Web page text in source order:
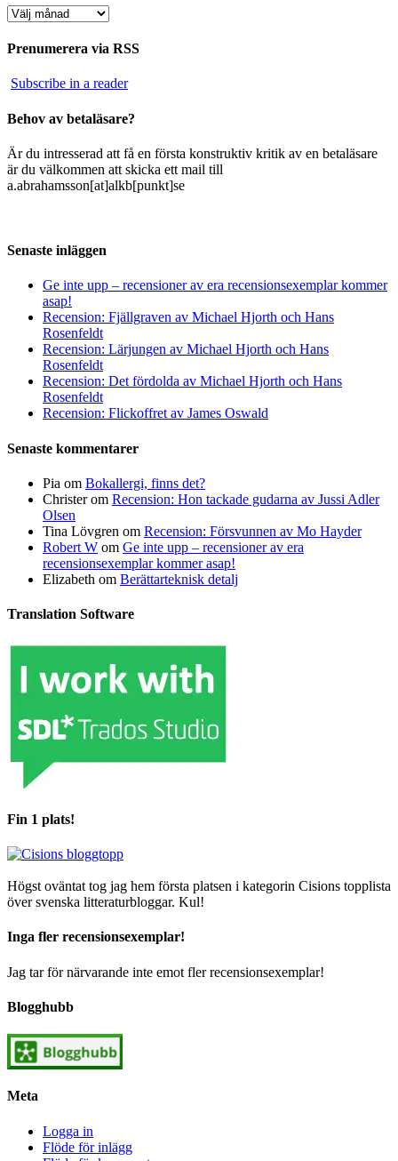
Arkiv
Prenumerera via RSS
Subscribe in a reader
Behov av betaläsare?
Är du intresserad att få en första konstruktiv kritik av en betaläsare
är du välkommen att skicka ett mail till
a.abrahamsson[at]alkb[punkt]se
Senaste inläggen
Ge inte upp – recensioner av era recensionsexemplar kommer
asap!
Recension: Fjällgraven av Michael Hjorth och Hans
Rosenfeldt
Recension: Lärjungen av Michael Hjorth och Hans
Rosenfeldt
Recension: Det fördolda av Michael Hjorth och Hans
Rosenfeldt
Recension: Flickoffret av James Oswald
Senaste kommentarer
Pia om Bokallergi, finns det?
Christerom Recension: Hon tackade gudarna av Jussi Adler
Olsen
Tina Lövgren om Recension: Försvunnen av Mo Hayder
Robert W om Ge inte upp – recensioner av era
recensionsexemplar kommer asap!
Elizabeth om Berättarteknisk detalj
Translation Software
Fin 1 plats!
Högst oväntat tog jag hem första platsen i kategorin Cisions topplista
över svenska litteraturbloggar. Kul!
Inga fler recensionsexemplar!
Jag tar för närvarande inte emot fler recensionsexemplar!
Blogghubb
Meta
Logga in
Flöde för inlägg